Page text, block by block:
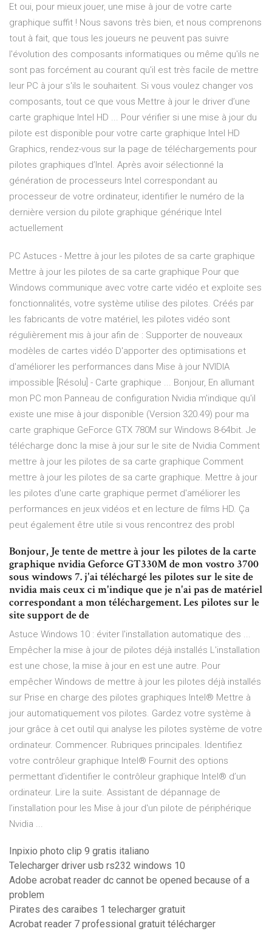
Et oui, pour mieux jouer, une mise à jour de votre carte
graphique suffit ! Nous savons très bien, et nous comprenons
tout à fait, que tous les joueurs ne peuvent pas suivre
l'évolution des composants informatiques ou même qu'ils ne
sont pas forcément au courant qu'il est très facile de mettre
leur PC à jour s'ils le souhaitent. Si vous voulez changer vos
composants, tout ce que vous Mettre à jour le driver d’une
carte graphique Intel HD ... Pour vérifier si une mise à jour du
pilote est disponible pour votre carte graphique Intel HD
Graphics, rendez-vous sur la page de téléchargements pour
pilotes graphiques d’Intel. Après avoir sélectionné la
génération de processeurs Intel correspondant au
processeur de votre ordinateur, identifier le numéro de la
dernière version du pilote graphique générique Intel
actuellement
PC Astuces - Mettre à jour les pilotes de sa carte graphique
Mettre à jour les pilotes de sa carte graphique Pour que
Windows communique avec votre carte vidéo et exploite ses
fonctionnalités, votre système utilise des pilotes. Créés par
les fabricants de votre matériel, les pilotes vidéo sont
régulièrement mis à jour afin de : Supporter de nouveaux
modèles de cartes vidéo D'apporter des optimisations et
d'améliorer les performances dans Mise à jour NVIDIA
impossible [Résolu] - Carte graphique ... Bonjour, En allumant
mon PC mon Panneau de configuration Nvidia m'indique qu'il
existe une mise à jour disponible (Version 320.49) pour ma
carte graphique GeForce GTX 780M sur Windows 8-64bit. Je
télécharge donc la mise à jour sur le site de Nvidia Comment
mettre à jour les pilotes de sa carte graphique Comment
mettre à jour les pilotes de sa carte graphique. Mettre à jour
les pilotes d'une carte graphique permet d'améliorer les
performances en jeux vidéos et en lecture de films HD. Ça
peut également être utile si vous rencontrez des probl
Bonjour, Je tente de mettre à jour les pilotes de la carte
graphique nvidia Geforce GT330M de mon vostro 3700
sous windows 7. j'ai téléchargé les pilotes sur le site de
nvidia mais ceux ci m'indique que je n'ai pas de matériel
correspondant a mon téléchargement. Les pilotes sur le
site support de de
Astuce Windows 10 : éviter l'installation automatique des ...
Empêcher la mise à jour de pilotes déjà installés L'installation
est une chose, la mise à jour en est une autre. Pour
empêcher Windows de mettre à jour les pilotes déjà installés
sur Prise en charge des pilotes graphiques Intel® Mettre à
jour automatiquement vos pilotes. Gardez votre système à
jour grâce à cet outil qui analyse les pilotes système de votre
ordinateur. Commencer. Rubriques principales. Identifiez
votre contrôleur graphique Intel® Fournit des options
permettant d’identifier le contrôleur graphique Intel® d’un
ordinateur. Lire la suite. Assistant de dépannage de
l’installation pour les Mise à jour d'un pilote de périphérique
Nvidia ...
Inpixio photo clip 9 gratis italiano
Telecharger driver usb rs232 windows 10
Adobe acrobat reader dc cannot be opened because of a
problem
Pirates des caraibes 1 telecharger gratuit
Acrobat reader 7 professional gratuit télécharger